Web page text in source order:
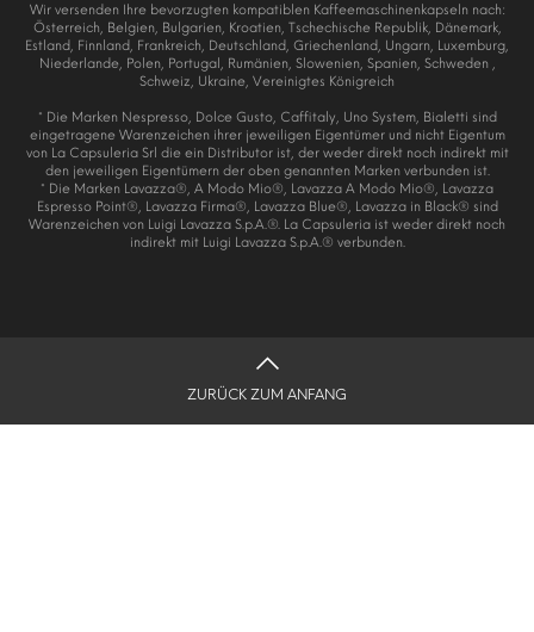
Wir versenden Ihre bevorzugten kompatiblen Kaffeemaschinenkapseln nach:
Österreich, Belgien, Bulgarien, Kroatien, Tschechische Republik, Dänemark,
Estland, Finnland, Frankreich, Deutschland, Griechenland, Ungarn, Luxemburg,
Niederlande, Polen, Portugal, Rumänien, Slowenien, Spanien, Schweden ,
Schweiz, Ukraine, Vereinigtes Königreich
* Die Marken Nespresso, Dolce Gusto, Caffitaly, Uno System, Bialetti sind
eingetragene Warenzeichen ihrer jeweiligen Eigentümer und nicht Eigentum
von La Capsuleria Srl die ein Distributor ist, der weder direkt noch indirekt mit
den jeweiligen Eigentümern der oben genannten Marken verbunden ist.
* Die Marken Lavazza®, A Modo Mio®, Lavazza A Modo Mio®, Lavazza
Espresso Point®, Lavazza Firma®, Lavazza Blue®, Lavazza in Black® sind
Warenzeichen von Luigi Lavazza S.p.A.®. La Capsuleria ist weder direkt noch
indirekt mit Luigi Lavazza S.p.A.® verbunden.
ZURÜCK ZUM ANFANG